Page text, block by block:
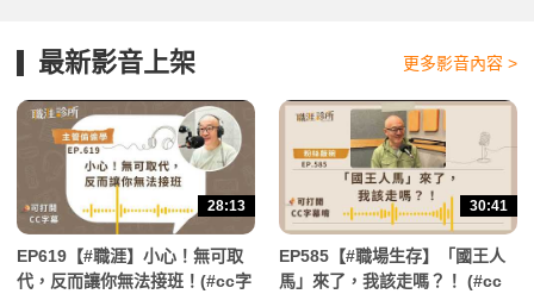
最新影音上架 更多影音內容 >
28:13
EP619【#職涯】小心！無可取
代，反而讓你無法接班！(#cc字
30:41
EP585【#職場生存】「國王人
馬」來了，我該走嗎？！ (#cc